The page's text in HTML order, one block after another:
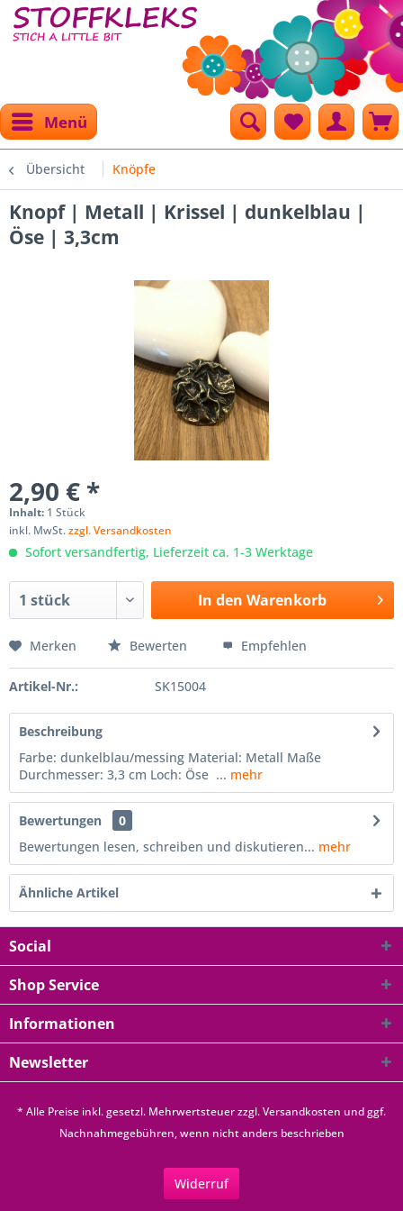
Menü
Übersicht Knöpfe
Knopf | Metall | Krissel | dunkelblau |
Öse | 3,3cm
2,90 € *
Inhalt: 1 Stück
inkl. MwSt.zzgl. Versandkosten
Sofort versandfertig, Lieferzeit ca. 1-3 Werktage
In den Warenkorb
Merken Bewerten Empfehlen
Artikel-Nr.: SK15004
Beschreibung
Farbe: dunkelblau/messing Material: Metall Maße
Durchmesser: 3,3 cm Loch: Öse ... mehr
Bewertungen
0
Bewertungen lesen, schreiben und diskutieren... mehr
Ähnliche Artikel
Social
Shop Service
Informationen
Newsletter
* Alle Preise inkl. gesetzl. Mehrwertsteuer zzgl.Versandkosten und ggf.
Nachnahmegebühren, wenn nicht anders beschrieben
Widerruf